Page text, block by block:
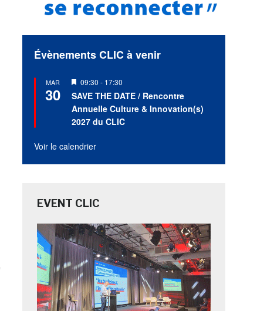
Évènements CLIC à venir
MAR
30
Mis
en
avant
09:30 - 17:30
SAVE THE DATE / Rencontre
Annuelle Culture & Innovation(s)
2027 du CLIC
Voir le calendrier
EVENT CLIC